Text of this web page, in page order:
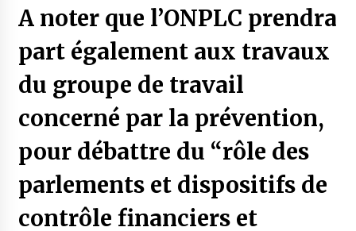
A noter que l’ONPLC prendra
part également aux travaux
du groupe de travail
concerné par la prévention,
pour débattre du “rôle des
parlements et dispositifs de
contrôle financiers et